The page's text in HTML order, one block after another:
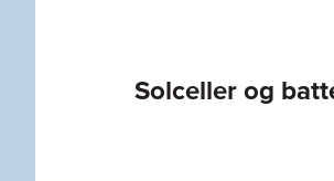
Solceller og